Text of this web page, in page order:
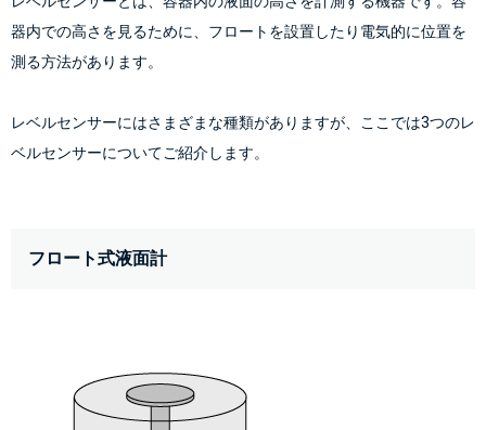
器内での高さを見るために、フロートを設置したり電気的に位置を
測る方法があります。
レベルセンサーにはさまざまな種類がありますが、ここでは3つのレ
ベルセンサーについてご紹介します。
フロート式液面計